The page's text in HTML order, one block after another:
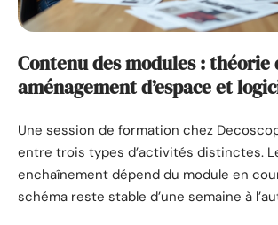
Contenu des modules : théorie
aménagement d’espace et
Une session de formation chez
entre trois types d’activités distinctes.
enchaînement dépend du module en
schéma reste stable d’une semaine à